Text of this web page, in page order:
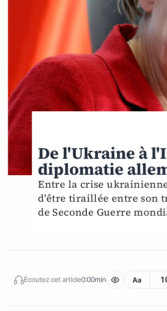
De l'Ukraine à
diplomatie
Entre la crise
d'être tiraillée entre son
de Seconde Guerre
Écoutez cet article0:00min Aa